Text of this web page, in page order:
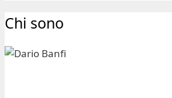
Chi sono